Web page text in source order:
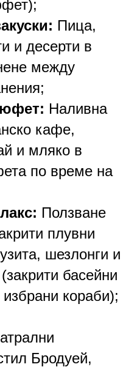
Пица,
и десерти в
между
Наливна
кафе,
и мляко в
по време на
Ползване
плувни
шезлонги и
басейни
кораби);
Бродуей,